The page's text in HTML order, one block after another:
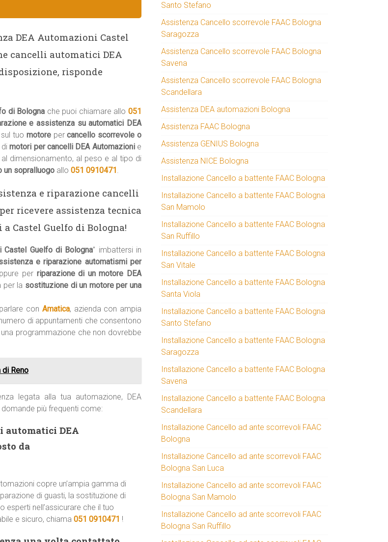
DEA Automazioni Castel
cancelli automatici DEA
risponde
di Bologna che puoi chiamare allo051
e assistenza su automatici DEA
tuo motorepercancello scorrevole o
dimotori per cancelli DEA Automazionie
dimensionamento, al peso e al tipo di
un sopralluogo allo 051 0910471.
e riparazione cancelli
per ricevere assistenza tecnica
Castel Guelfo di Bologna!
Castel Guelfo di Bologna” imbattersi in
e riparazione automatismi per
per riparazione di un motore DEA
per la sostituzione di un motore per una
con Amatica, azienda con ampia
di appuntamenti che consentono
programmazione che non dovrebbe
Reno
legata alla tua automazione, DEA
più frequenti come:
automatici DEA
da
copre un’ampia gamma di
di guasti, la sostituzione di
esperti nell’assicurare che il tuo
e sicuro, chiama 051 0910471 !
Santo Stefano
Assistenza Cancello scorrevole FAAC Bologna
Saragozza
Assistenza Cancello scorrevole FAAC Bologna
Savena
Assistenza Cancello scorrevole FAAC Bologna
Scandellara
Assistenza DEA automazioni Bologna
Assistenza FAAC Bologna
Assistenza GENIUS Bologna
Assistenza NICE Bologna
Installazione Cancello a battente FAAC Bologna
Installazione Cancello a battente FAAC Bologna
San Mamolo
Installazione Cancello a battente FAAC Bologna
San Ruffillo
Installazione Cancello a battente FAAC Bologna
San Vitale
Installazione Cancello a battente FAAC Bologna
Santa Viola
Installazione Cancello a battente FAAC Bologna
Santo Stefano
Installazione Cancello a battente FAAC Bologna
Saragozza
Installazione Cancello a battente FAAC Bologna
Savena
Installazione Cancello a battente FAAC Bologna
Scandellara
Installazione Cancello ad ante scorrevoli FAAC
Bologna
Installazione Cancello ad ante scorrevoli FAAC
Bologna San Luca
Installazione Cancello ad ante scorrevoli FAAC
Bologna San Mamolo
Installazione Cancello ad ante scorrevoli FAAC
Bologna San Ruffillo